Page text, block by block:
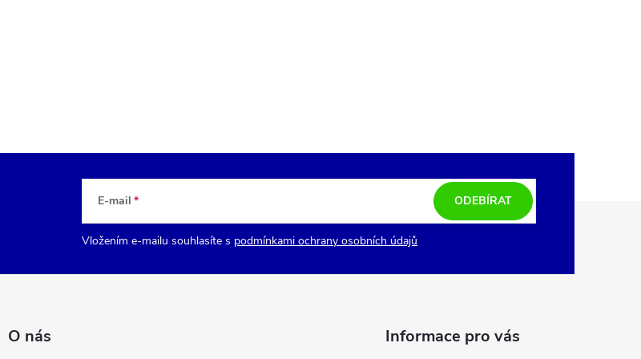
E-mail
Vložením e-mailu souhlasíte s podmínkami ochrany osobních údajů
ODEBÍRAT
O nás Informace pro vás